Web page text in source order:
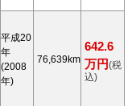
平成20
年
(2008
年)
76,639km
642.6
万円(税
込)